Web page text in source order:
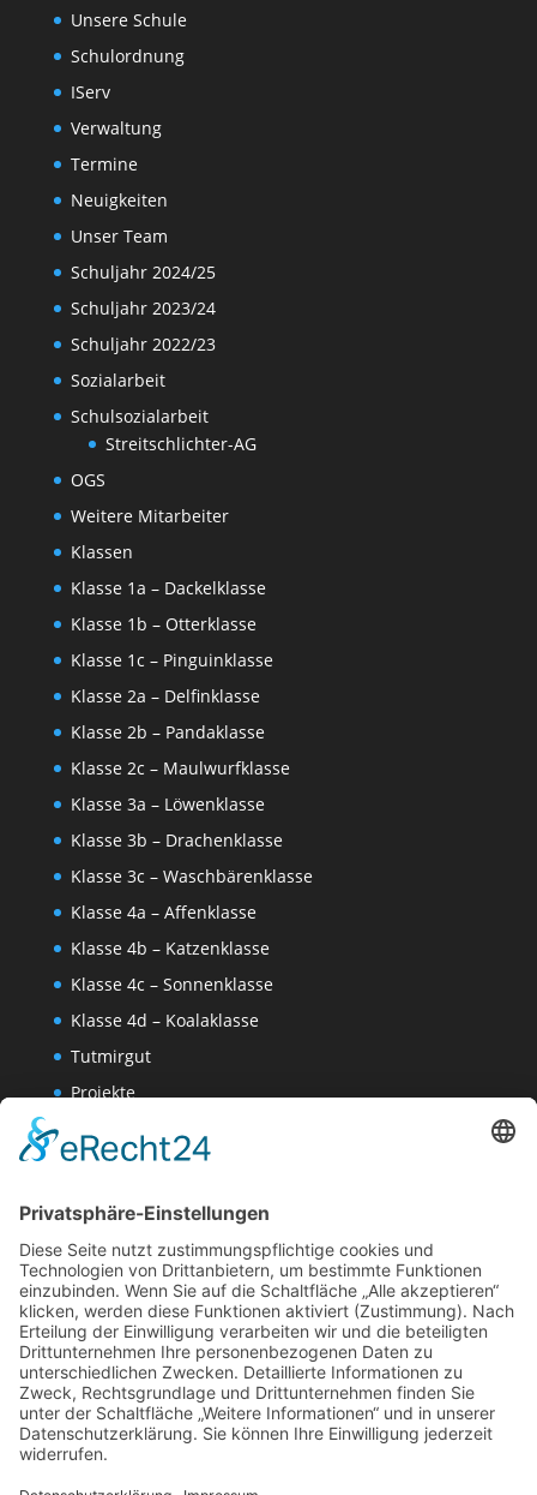
Unsere Schule
Schulordnung
IServ
Verwaltung
Termine
Neuigkeiten
Unser Team
Schuljahr 2024/25
Schuljahr 2023/24
Schuljahr 2022/23
Sozialarbeit
Schulsozialarbeit
Streitschlichter-AG
OGS
Weitere Mitarbeiter
Klassen
Klasse 1a – Dackelklasse
Klasse 1b – Otterklasse
Klasse 1c – Pinguinklasse
Klasse 2a – Delfinklasse
Klasse 2b – Pandaklasse
Klasse 2c – Maulwurfklasse
Klasse 3a – Löwenklasse
Klasse 3b – Drachenklasse
Klasse 3c – Waschbärenklasse
Klasse 4a – Affenklasse
Klasse 4b – Katzenklasse
Klasse 4c – Sonnenklasse
Klasse 4d – Koalaklasse
Tutmirgut
Projekte
Wissenschaften-AG
Datenschutzerklärung
Website Administration